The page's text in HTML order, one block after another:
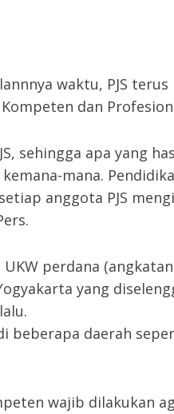
waktu, PJS terus
dan
sehingga apa yang
mana.
anggota PJS
perdana
yang
beberapa daerah
wajib dilakukan